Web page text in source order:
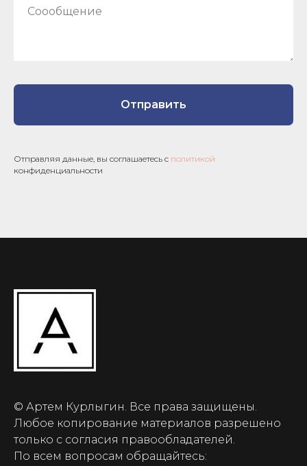
Соообщение
Отправить
Отправляя данные, вы соглашаетесь с политикой
конфиденциальности
© Артем Курлыгин. Все права защищены.
Любое копирование материалов разрешено
только с согласия правообладателей.
По всем вопросам обращайтесь: